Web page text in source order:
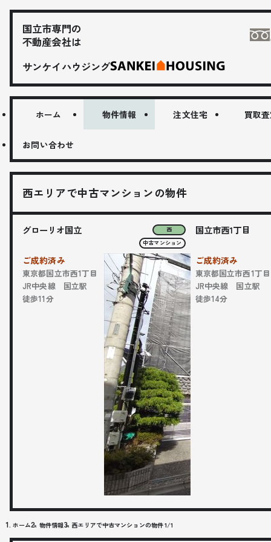
国立市専門の
不動産会社は
サンケイハウジング
ホーム 物件情報 注文住宅 買取
お問い合わせ
西エリアで中古マンションの物件
グローリオ国立
西
中古マンション
ご成約済み
東京都国立市西1丁目
JR中央線 国立駅
徒歩11分
国立市西1丁目
ご成約済み
東京都国立市西1丁目
JR中央線 国立駅
徒歩14分
ホーム 物件情報 西エリアで中古マンションの物件 1/1